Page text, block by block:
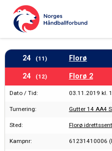
24 (11) Florø
24 (12) Florø 2
Dato / Tid: 03.11.2019 kl.
Turnering: Gutter 14 AA4
Sted: Florø
Kampnr: 61231410006